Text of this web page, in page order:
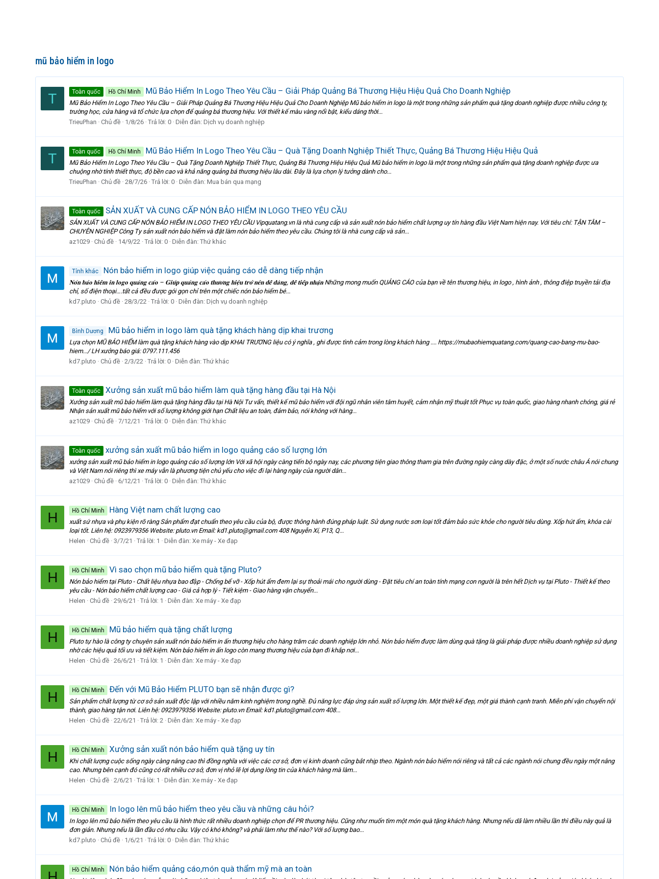
mũ bảo hiểm in logo
T Toàn quốc Hồ Chí Minh Mũ Bảo Hiểm In Logo Theo Yêu Cầu – Giải Pháp Quảng Bá Thương Hiệu Hiệu Quả Cho Doanh Nghiệp
Mũ Bảo Hiểm In Logo Theo Yêu Cầu – Giải Pháp Quảng Bá Thương Hiệu Hiệu Quả Cho Doanh Nghiệp Mũ bảo hiểm in logo là một trong những sản phẩm quà tặng doanh nghiệp được nhiều công ty,
trường học, cửa hàng và tổ chức lựa chọn để quảng bá thương hiệu. Với thiết kế màu vàng nổi bật, kiểu dáng thời...
TrieuPhan
Chủ đề 1/8/26 Trả lời: 0 Diễn đàn: Dịch vụ doanh nghiệp
T Toàn quốc Hồ Chí Minh Mũ Bảo Hiểm In Logo Theo Yêu Cầu – Quà Tặng Doanh Nghiệp Thiết Thực, Quảng Bá Thương Hiệu Hiệu Quả
Mũ Bảo Hiểm In Logo Theo Yêu Cầu – Quà Tặng Doanh Nghiệp Thiết Thực, Quảng Bá Thương Hiệu Hiệu Quả Mũ bảo hiểm in logo là một trong những sản phẩm quà tặng doanh nghiệp được ưa
chuộng nhờ tính thiết thực, độ bền cao và khả năng quảng bá thương hiệu lâu dài. Đây là lựa chọn lý tưởng dành cho...
TrieuPhan
Chủ đề 28/7/26 Trả lời: 0 Diễn đàn: Mua bán qua mạng
Toàn quốc SẢN XUẤT VÀ CUNG CẤP NÓN BẢO HIỂM IN LOGO THEO YÊU CẦU
SẢN XUẤT VÀ CUNG CẤP NÓN BẢO HIỂM IN LOGO THEO YÊU CẦU Vipquatang.vn là nhà cung cấp và sản xuất nón bảo hiểm chất lượng uy tín hàng đầu Việt Nam hiện nay. Với tiêu chí: TẬN TÂM –
CHUYÊN NGHIỆP Công Ty sản xuất nón bảo hiểm và đặt làm nón bảo hiểm theo yêu cầu. Chúng tôi là nhà cung cấp và sản...
az1029 Chủ đề 14/9/22 Trả lời: 0 Diễn đàn: Thứ khác
Tỉnh khác Nón bảo hiểm in logo giúp việc quảng cáo dễ dàng tiếp nhận
𝐍𝐨́𝐧 𝐛𝐚̉𝐨 𝐡𝐢𝐞̂̉𝐦 𝐢𝐧 𝐥𝐨𝐠𝐨 𝐪𝐮𝐚̉𝐧𝐠 𝐜𝐚́𝐨 – 𝐆𝐢𝐮́𝐩 𝐪𝐮𝐚̉𝐧𝐠 𝐜𝐚́𝐨 𝐭𝐡𝐮̛𝐨̛𝐧𝐠 𝐡𝐢𝐞̣̂𝐮 𝐭𝐫𝐨̛̉ 𝐧𝐞̂𝐧 𝐝𝐞̂̃ 𝐝𝐚̀𝐧𝐠, 𝐝𝐞̂̃ 𝐭𝐢𝐞̂́𝐩 𝐧𝐡𝐚̣̂𝐧 Những mong muốn QUẢNG CÁO của bạn về tên thương hiệu, in logo , hình ảnh , thông điệp truyền tải địa
chỉ, số điện thoại….tất cả đều được gói gọn chỉ trên một chiếc nón bảo hiểm bé...
kd7.pluto
Chủ đề 28/3/22 Trả lời: 0 Diễn đàn: Dịch vụ doanh nghiệp
Bình Dương Mũ bảo hiểm in logo làm quà tặng khách hàng dịp khai trương
Lựa chọn MŨ BẢO HIỂM làm quà tặng khách hàng vào dịp KHAI TRƯƠNG liệu có ý nghĩa , ghi được tình cảm trong lòng khách hàng .... https://mubaohiemquatang.com/quang-cao-bang-mu-bao-
hiem.../ LH xưởng báo giá: 0797.111.456
kd7.pluto
Chủ đề 2/3/22 Trả lời: 0 Diễn đàn: Thứ khác
Toàn quốc Xưởng sản xuất mũ bảo hiểm làm quà tặng hàng đầu tại Hà Nội
Xưởng sản xuất mũ bảo hiểm làm quà tặng hàng đầu tại Hà Nội Tư vấn, thiết kế mũ bảo hiểm với đội ngũ nhân viên tâm huyết, cảm nhận mỹ thuật tốt Phục vụ toàn quốc, giao hàng nhanh chóng, giá rẻ
Nhận sản xuất mũ bảo hiểm với số lượng không giới hạn Chất liệu an toàn, đảm bảo, nói không với hàng...
az1029 Chủ đề 7/12/21 Trả lời: 0 Diễn đàn: Thứ khác
Toàn quốc xưởng sản xuất mũ bảo hiểm in logo quảng cáo số lượng lớn
xưởng sản xuất mũ bảo hiểm in logo quảng cáo số lượng lớn Với xã hội ngày càng tiến bộ ngày nay, các phương tiện giao thông tham gia trên đường ngày càng dày đặc, ở một số nước châu Á nói chung
và Việt Nam nói riêng thì xe máy vẫn là phương tiện chủ yếu cho việc đi lại hàng ngày của người dân...
az1029 Chủ đề 6/12/21 Trả lời: 0 Diễn đàn: Thứ khác
H Hồ Chí Minh Hàng Việt nam chất lượng cao
xuất sứ nhựa và phụ kiện rõ ràng Sản phẩm đạt chuẩn theo yêu cầu của bộ, được thông hành đúng pháp luật. Sử dụng nước sơn loại tốt đảm bảo sức khỏe cho người tiêu dùng. Xốp hút ẩm, khóa cài
loại tốt. Liên hệ: 0923979356 Website: pluto.vn Email: kd1.pluto@gmail.com 408 Nguyễn Xí, P13, Q...
Helen
Chủ đề 3/7/21 Trả lời: 1 Diễn đàn: Xe máy - Xe đạp
H Hồ Chí Minh Vì sao chọn mũ bảo hiểm quà tặng Pluto?
Nón bảo hiểm tại Pluto - Chất liệu nhựa bao đập - Chống bể vỡ - Xốp hút ẩm đem lại sự thoải mái cho người dùng - Đặt tiêu chí an toàn tính mạng con người là trên hết Dịch vụ tại Pluto - Thiết kế theo
yêu cầu - Nón bảo hiểm chất lượng cao - Giá cả hợp lý - Tiết kiệm - Giao hàng vận chuyển...
Helen
Chủ đề 29/6/21 Trả lời: 1 Diễn đàn: Xe máy - Xe đạp
H Hồ Chí Minh Mũ bảo hiểm quà tặng chất lượng
Pluto tự hào là công ty chuyên sản xuất nón bảo hiểm in ấn thương hiệu cho hàng trăm các doanh nghiệp lớn nhỏ. Nón bảo hiểm được làm dùng quà tặng là giải pháp được nhiều doanh nghiệp sử dụng
nhờ các hiệu quả tối ưu và tiết kiệm. Nón bảo hiểm in ấn logo còn mang thương hiệu của bạn đi khắp nơi...
Helen
Chủ đề 26/6/21 Trả lời: 1 Diễn đàn: Xe máy - Xe đạp
H Hồ Chí Minh Đến với Mũ Bảo Hiểm PLUTO bạn sẽ nhận được gì?
Sản phẩm chất lượng từ cơ sở sản xuất độc lập với nhiều năm kinh nghiệm trong nghề. Đủ năng lực đáp ứng sản xuất số lượng lớn. Một thiết kế đẹp, một giá thành cạnh tranh. Miễn phí vận chuyển nội
thành, giao hàng tận nơi. Liên hệ: 0923979356 Website: pluto.vn Email: kd1.pluto@gmail.com 408...
Helen
Chủ đề 22/6/21 Trả lời: 2 Diễn đàn: Xe máy - Xe đạp
H Hồ Chí Minh Xưởng sản xuất nón bảo hiểm quà tặng uy tín
Khi chất lượng cuộc sống ngày càng nâng cao thì đồng nghĩa với việc các cơ sở, đơn vị kinh doanh cũng bắt nhịp theo. Ngành nón bảo hiểm nói riêng và tất cả các ngành nói chung đều ngày một nâng
cao. Nhưng bên cạnh đó cũng có rất nhiều cơ sở, đơn vị nhỏ lẽ lợi dụng lòng tin của khách hàng mà làm...
Helen
Chủ đề 2/6/21 Trả lời: 1 Diễn đàn: Xe máy - Xe đạp
Hồ Chí Minh In logo lên mũ bảo hiểm theo yêu cầu và những câu hỏi?
In logo lên mũ bảo hiểm theo yêu cầu là hình thức rất nhiều doanh nghiệp chọn để PR thương hiệu. Cũng như muốn tìm một món quà tặng khách hàng. Nhưng nếu dã làm nhiều lần thì điều này quả là
đơn giản. Nhưng nếu là lần đầu có nhu cầu. Vậy có khó không? và phải làm như thế nào? Với số lượng bao...
kd7.pluto
Chủ đề 1/6/21 Trả lời: 0 Diễn đàn: Thứ khác
Hồ Chí Minh Nón bảo hiểm quảng cáo,món quà thẩm mỹ mà an toàn